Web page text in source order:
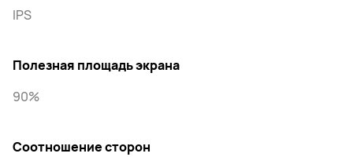
IPS
Полезная площадь экрана
90%
Соотношение сторон